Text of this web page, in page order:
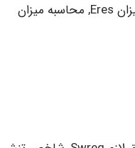
راههای تبادل حرارتی میان انسان و محیط ( محاسبه میزان Cres, محاسبه میزان Eres, محاسبه میزان